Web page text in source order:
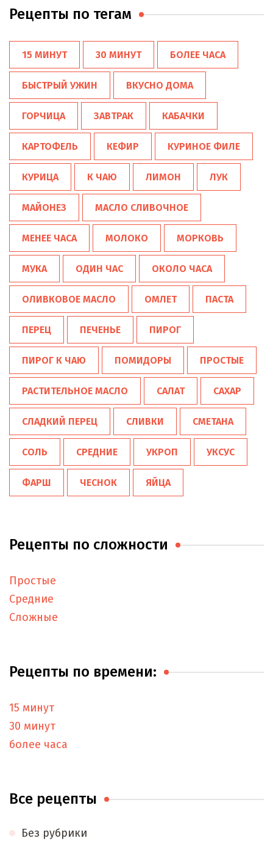
Рецепты по тегам
15 МИНУТ 30 МИНУТ БОЛЕЕ ЧАСА
БЫСТРЫЙ УЖИН ВКУСНО ДОМА
ГОРЧИЦА ЗАВТРАК КАБАЧКИ
КАРТОФЕЛЬ КЕФИР КУРИНОЕ ФИЛЕ
КУРИЦА К ЧАЮ ЛИМОН ЛУК
МАЙОНЕЗ МАСЛО СЛИВОЧНОЕ
МЕНЕЕ ЧАСА МОЛОКО МОРКОВЬ
МУКА ОДИН ЧАС ОКОЛО ЧАСА
ОЛИВКОВОЕ МАСЛО ОМЛЕТ ПАСТА
ПЕРЕЦ ПЕЧЕНЬЕ ПИРОГ
ПИРОГ К ЧАЮ ПОМИДОРЫ ПРОСТЫЕ
РАСТИТЕЛЬНОЕ МАСЛО САЛАТ САХАР
СЛАДКИЙ ПЕРЕЦ СЛИВКИ СМЕТАНА
СОЛЬ СРЕДНИЕ УКРОП УКСУС
ФАРШ ЧЕСНОК ЯЙЦА
Рецепты по сложности
Простые
Средние
Сложные
Рецепты по времени:
15 минут
30 минут
более часа
Все рецепты
Без рубрики